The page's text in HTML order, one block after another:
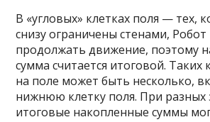
В «угловых» клетках поля — тех,
снизу ограничены стенами,
продолжать движение, поэтому
сумма считается итоговой. Таких
на поле может быть несколько,
нижнюю клетку поля. При разных
итоговые накопленные суммы